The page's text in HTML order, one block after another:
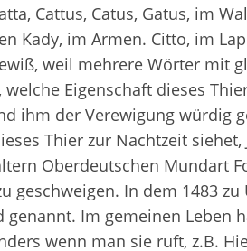
Cattus, Catus, Gatus, im
Kady, im Armen. Citto, im
weil mehrere Wörter mit
Eigenschaft dieses
ihm der Verewigung würdig
Thier zur Nachtzeit siehet,
Oberdeutschen Mundart
geschweigen. In dem 1483
Im gemeinen Leben
wenn man sie ruft, z.B.